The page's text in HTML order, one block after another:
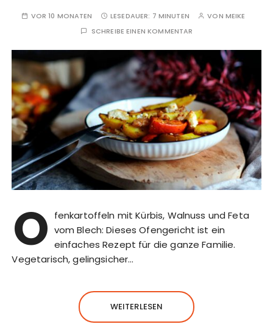
VOR 10 MONATEN LESEDAUER: 7 MINUTEN VON MEIKE
SCHREIBE EINEN KOMMENTAR
O fenkartoffeln mit Kürbis, Walnuss und Feta
vom Blech: Dieses Ofengericht ist ein
einfaches Rezept für die ganze Familie.
Vegetarisch, gelingsicher…
WEITERLESEN